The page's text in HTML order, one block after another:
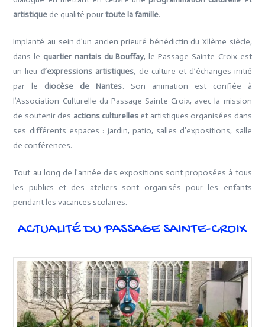
artistique de qualité pourtoute la famille.
Implanté au sein d’un ancien prieuré bénédictin du Xllème siècle,
dans lequartier nantais du Bouffay, le Passage Sainte-Croix est
un lieu d’expressions artistiques, de culture et d’échanges initié
par le diocèse de Nantes. Son animation est confiée à
l’Association Culturelle du Passage Sainte Croix, avec la mission
de soutenir des actions culturelles et artistiques organisées dans
ses différents espaces : jardin, patio, salles d’expositions, salle
de conférences.
Tout au long de l’année des expositions sont proposées à tous
les publics et des ateliers sont organisés pour les enfants
pendant les vacances scolaires.
ACTUALITÉ DU PASSAGE SAINTE-CROIX